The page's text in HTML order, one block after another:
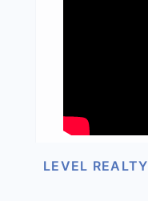
LEVEL REALTY